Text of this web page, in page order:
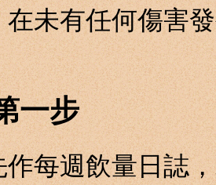
在未有任何傷害
一步
週飲量日誌，